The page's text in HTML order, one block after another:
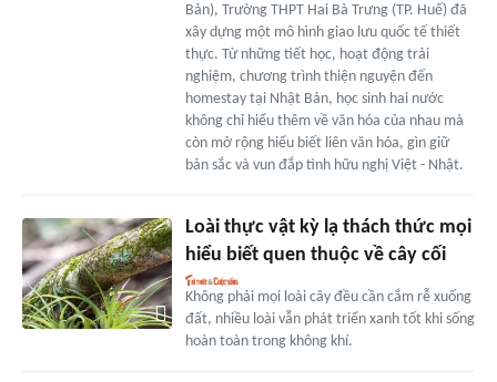
Bản), Trường THPT Hai Bà Trưng (TP. Huế) đã
xây dựng một mô hình giao lưu quốc tế thiết
thực. Từ những tiết học, hoạt động trải
nghiệm, chương trình thiện nguyện đến
homestay tại Nhật Bản, học sinh hai nước
không chỉ hiểu thêm về văn hóa của nhau mà
còn mở rộng hiểu biết liên văn hóa, gìn giữ
bản sắc và vun đắp tình hữu nghị Việt - Nhật.
Loài thực vật kỳ lạ thách thức mọi
hiểu biết quen thuộc về cây cối
Không phải mọi loài cây đều cần cắm rễ xuống
đất, nhiều loài vẫn phát triển xanh tốt khi sống
hoàn toàn trong không khí.